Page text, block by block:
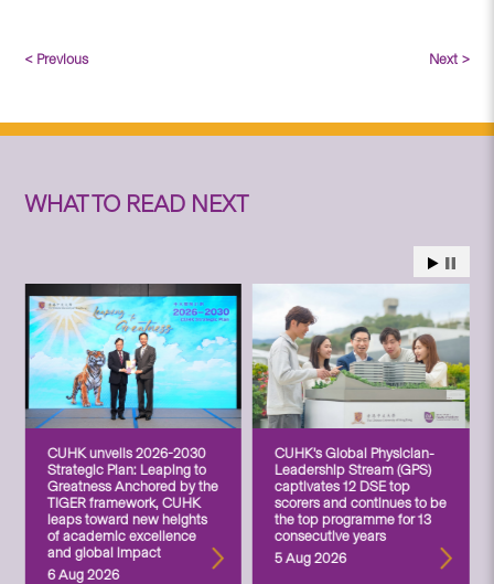
< Previous Next >
WHAT TO READ NEXT
CUHK unveils 2026-2030
Strategic Plan: Leaping to
Greatness Anchored by the
TIGER framework, CUHK
leaps toward new heights
of academic excellence
and global impact
6 Aug 2026
CUHK’s Global Physician-
Leadership Stream (GPS)
captivates 12 DSE top
scorers and continues to be
the top programme for 13
consecutive years
5 Aug 2026